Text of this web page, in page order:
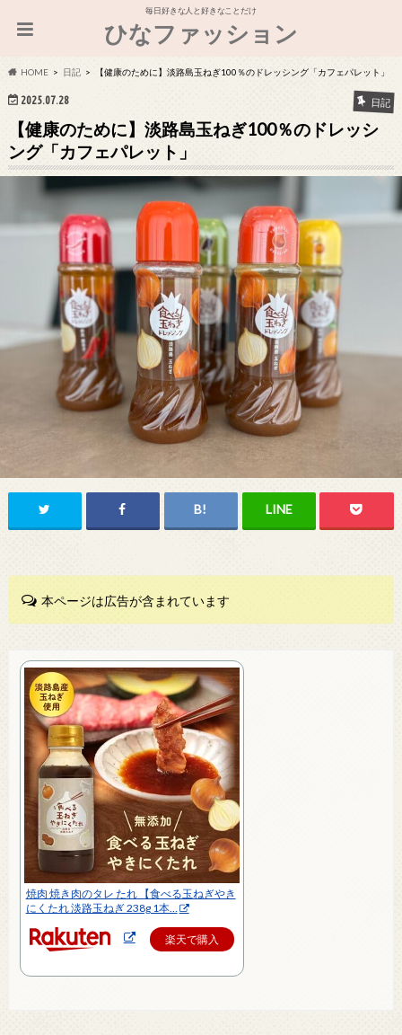
毎日好きな人と好きなことだけ
ひなファッション
HOME 日記 【健康のために】淡路島玉ねぎ100％のドレッシング「カフェパレット」
2025.07.28 日記
【健康のために】淡路島玉ねぎ100％のドレッシ
ング「カフェパレット」
本ページは広告が含まれています
焼肉 焼き肉のタレ たれ 【食べる玉ねぎやき
にくたれ 淡路玉ねぎ 238g 1本…
楽天で購入